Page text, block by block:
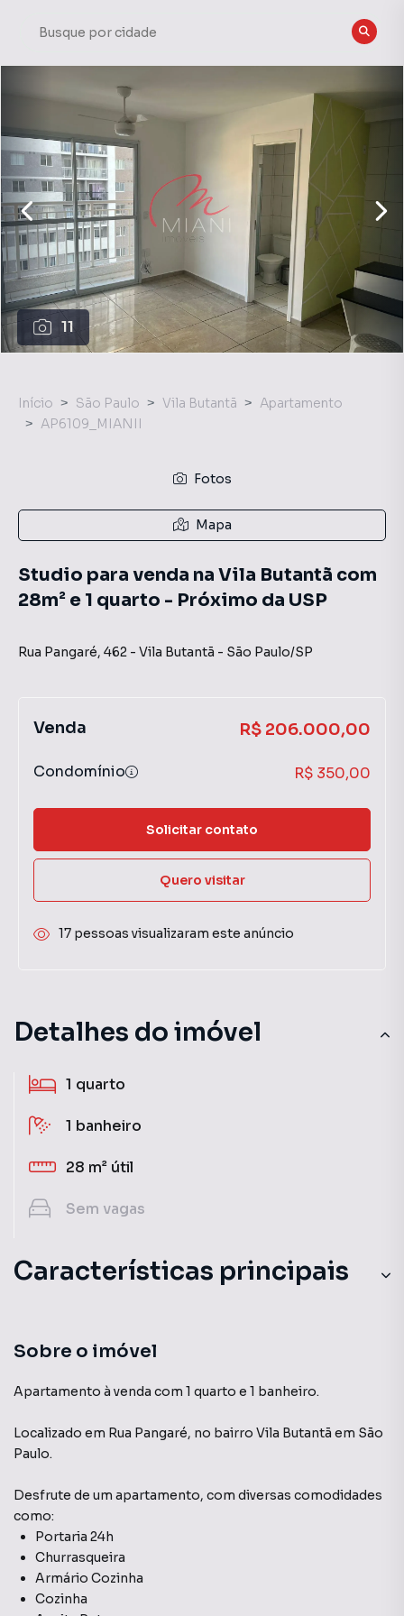
11
Detalhes do imóvel
1 quarto
1 banheiro
28 m² útil
Sem vagas
Características principais
Sobre o imóvel
Apartamento à venda com 1 quarto e 1 banheiro.
Localizado em Rua Pangaré, no bairro Vila Butantã em São
Paulo.
Desfrute de um apartamento, com diversas comodidades
como:
Portaria 24h
Churrasqueira
Armário Cozinha
Cozinha
Início São Paulo Vila Butantã
Apartamento
AP6109_MIANII
Fotos
Mapa
Studio para venda na Vila Butantã com
28m² e 1 quarto - Próximo da USP
Rua Pangaré, 462 - Vila Butantã - São Paulo/SP
Venda R$ 206.000,00
Condomínio R$ 350,00
Solicitar contato
Quero visitar
17 pessoas visualizaram este anúncio